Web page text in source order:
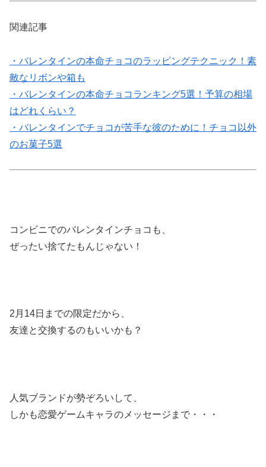
関連記事
・バレンタインの本命チョコのラッピングテクニック！素
敵なリボンや箱も
・バレンタインの本命チョコランキング5選！予算の相場
はどれくらい？
・バレンタインでチョコが苦手な彼のために！チョコ以外
のお菓子5選
コンビニでのバレンタインチョコも、
ぜったい捨てたもんじゃない！
2月14日までの限定だから、
友達と交換するのもいいかも？
人気ブランドが勢ぞろいして、
しかも恋愛ゲームキャラのメッセージまで・・・